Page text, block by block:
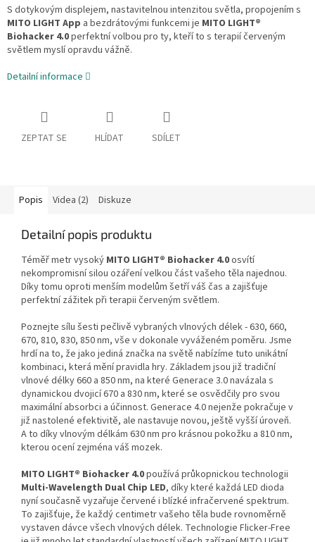
S dotykovým displejem, nastavitelnou intenzitou světla, propojením s
MITO LIGHT App a bezdrátovými funkcemi je MITO LIGHT®
Biohacker 4.0perfektní volbou pro ty, kteří to s terapií červeným
světlem myslí opravdu vážně.
Detailní informace
ZEPTAT SE HLÍDAT SDÍLET
Popis Videa (2) Diskuze
Detailní popis produktu
Téměř metr vysoký MITO LIGHT® Biohacker 4.0osvítí
nekompromisní silou ozáření velkou část vašeho těla najednou.
Díky tomu oproti menším modelům šetří váš čas a zajišťuje
perfektní zážitek při terapii červeným světlem.
Poznejte sílu šesti pečlivě vybraných vlnových délek - 630, 660,
670, 810, 830, 850 nm, vše v dokonale vyváženém poměru. Jsme
hrdí na to, že jako jediná značka na světě nabízíme tuto unikátní
kombinaci, která mění pravidla hry. Základem jsou již tradiční
vlnové délky 660 a 850 nm, na které Generace 3.0 navázala s
dynamickou dvojicí 670 a 830 nm, které se osvědčily pro svou
maximální absorbci a účinnost. Generace 4.0 nejenže pokračuje v
již nastolené efektivitě, ale nastavuje novou, ještě vyšší úroveň.
A to díky vlnovým délkám 630 nm pro krásnou pokožku a 810 nm,
kterou ocení zejména váš mozek.
MITO LIGHT® Biohacker 4.0používá průkopnickou technologii
Multi-Wavelength Dual Chip LED, díky které každá LED dioda
nyní současně vyzařuje červené i blízké infračervené spektrum.
To zajišťuje, že každý centimetr vašeho těla bude rovnoměrně
vystaven dávce všech vlnových délek. Technologie Flicker-Free